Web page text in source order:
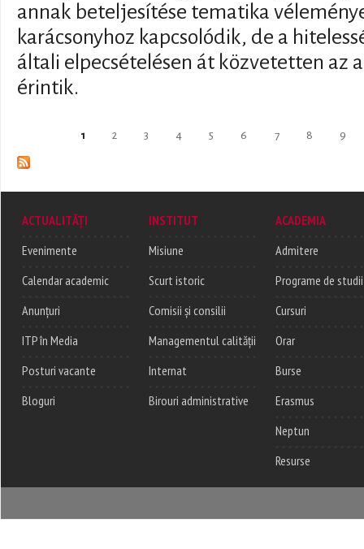
annak beteljesítése tematika
karácsonyhoz kapcsolódik, de a
általi elpecsételésen át közvetetten az
érintik.
1 2 3 4 5 6 7 8 9
ACTUALITĂȚI
Evenimente
Calendar academic
Anunțuri
ITP în Media
Posturi vacante
Bloguri
INSTITUT
Misiune
Scurt istoric
Comisii și consilii
Managementul calității
Internat
Birouri administrative
ACADEMIA
Admitere
Programe de studii
Cursuri
Orar
Burse
Erasmus
Neptun
Resurse